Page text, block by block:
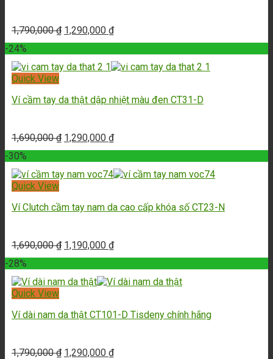
1,790,000₫ 1,290,000 ₫
-24%
Quick View
Ví cầm tay da thật dập nhiệt màu đen CT31-D
1,690,000₫ 1,290,000 ₫
-30%
Quick View
Ví Clutch cầm tay nam da cao cấp khóa số CT23-N
1,690,000₫ 1,190,000 ₫
-28%
Quick View
Ví dài nam da thật CT101-D Tisdeny chính hãng
1,790,000₫ 1,290,000 ₫